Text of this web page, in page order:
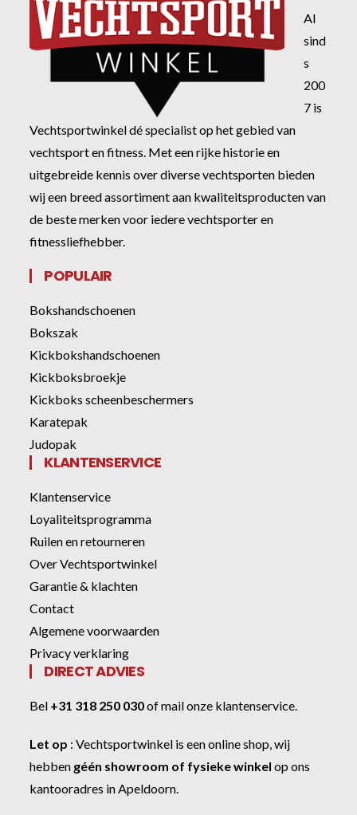
Al
sind
s
200
7 is
Vechtsportwinkel dé specialist op het gebied van
vechtsport en fitness. Met een rijke historie en
uitgebreide kennis over diverse vechtsporten bieden
wij een breed assortiment aan kwaliteitsproducten van
de beste merken voor iedere vechtsporter en
fitnessliefhebber.
POPULAIR
Bokshandschoenen
Bokszak
Kickbokshandschoenen
Kickboksbroekje
Kickboks scheenbeschermers
Karatepak
Judopak
KLANTENSERVICE
Klantenservice
Loyaliteitsprogramma
Ruilen en retourneren
Over Vechtsportwinkel
Garantie & klachten
Contact
Algemene voorwaarden
Privacy verklaring
DIRECT ADVIES
Bel +31 318 250 030ofmail onze klantenservice
Let op :Vechtsportwinkel is een online shop, wij
hebben géén showroom of fysieke winkel op ons
kantooradres in Apeldoorn.